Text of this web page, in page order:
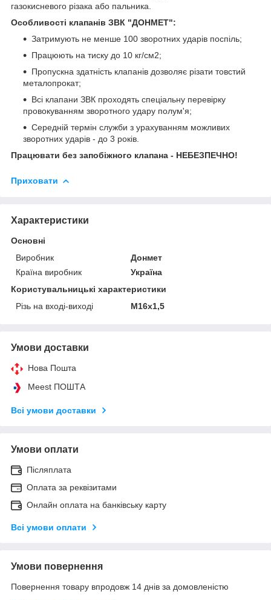
газокисневого різака або пальника.
Особливості клапанів ЗВК "ДОНМЕТ":
Затримують не менше 100 зворотних ударів поспіль;
Працюють на тиску до 10 кг/см2;
Пропускна здатність клапанів дозволяє різати товстий
металопрокат;
Всі клапани ЗВК проходять спеціальну перевірку
провокуванням зворотного удару полум'я;
Середній термін служби з урахуванням можливих
зворотних ударів - до 3 років.
Працювати без запобіжного клапана - НЕБЕЗПЕЧНО!
Приховати
Характеристики
Основні
Виробник
Донмет
Країна виробник
Україна
Користувальницькі характеристики
Різь на вході-виході
М16х1,5
Умови доставки
Нова Пошта
Meest ПОШТА
Всі умови доставки
Умови оплати
Післяплата
Оплата за реквізитами
Онлайн оплата на банківську карту
Всі умови оплати
Умови повернення
Повернення товару впродовж 14 днів за домовленістю